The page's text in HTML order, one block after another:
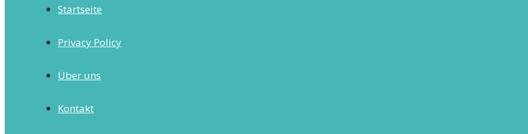
Startseite
Privacy Policy
Über uns
Kontakt